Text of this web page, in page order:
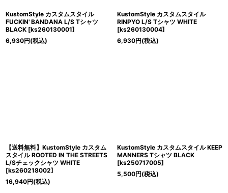
KustomStyle カスタムスタイル
FUCKIN' BANDANA L/S Tシャツ
BLACK [ks260130001]
6,930円(税込)
KustomStyle カスタムスタイル
RINPYO L/S Tシャツ WHITE
[ks260130004]
6,930円(税込)
【送料無料】KustomStyle カスタム
スタイル ROOTED IN THE STREETS
L/Sチェックシャツ WHITE
[ks260218002]
16,940円(税込)
KustomStyle カスタムスタイル KEEP
MANNERS Tシャツ BLACK
[ks250717005]
5,500円(税込)